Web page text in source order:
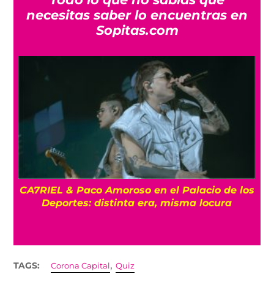
necesitas saber lo encuentras en
Sopitas.com
CA7RIEL & Paco Amoroso en el Palacio de los
Deportes: distinta era, misma locura
TAGS: Corona Capital ,Quiz